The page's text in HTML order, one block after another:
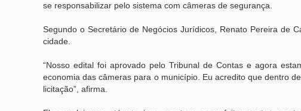
se responsabilizar pelo sistema com câmeras de segurança.
Segundo o Secretário de Negócios Jurídicos, Renato Pereira de
cidade.
“Nosso edital foi aprovado pelo Tribunal de Contas e agora
economia das câmeras para o município. Eu acredito que dentro
licitação”, afirma.